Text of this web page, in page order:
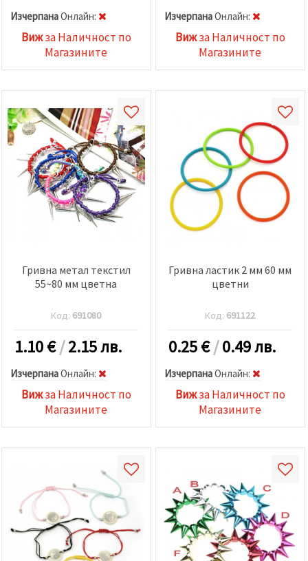
ИзчерпанаOнлайн:
Вижза Наличност по
Магазините
ИзчерпанаOнлайн:
Вижза Наличност по
Магазините
Гривна метал текстил
55~80 мм цветна
Код: 691080
1.10€/2.15 лв.
ИзчерпанаOнлайн:
Вижза Наличност по
Магазините
Гривна ластик 2 мм 60 мм
цветни
Код: 691122
0.25€/0.49 лв.
ИзчерпанаOнлайн:
Вижза Наличност по
Магазините